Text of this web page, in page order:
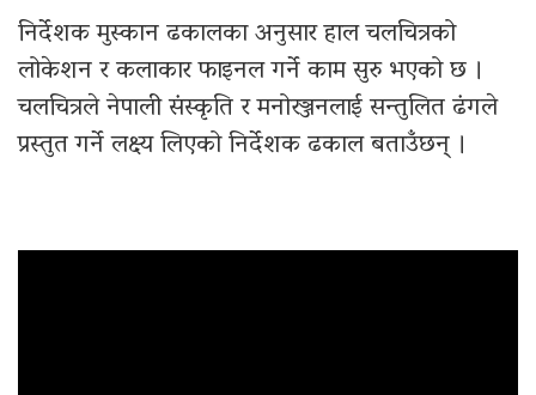
निर्देशक मुस्कान ढकालका अनुसार हाल चलचित्रको
लोकेशन र कलाकार फाइनल गर्ने काम सुरु भएको छ ।
चलचित्रले नेपाली संस्कृति र मनोरञ्जनलाई सन्तुलित ढंगले
प्रस्तुत गर्ने लक्ष्य लिएको निर्देशक ढकाल बताउँछन् ।